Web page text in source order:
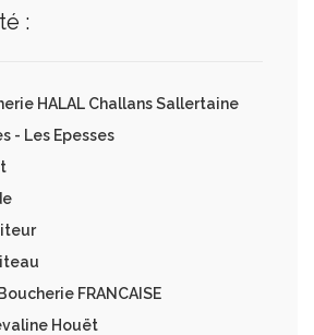
:
HALAL Challans Sallertaine
- Les Epesses
FRANCAISE
Houët